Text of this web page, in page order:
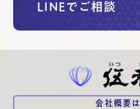
LINEでご相談
会社概要は